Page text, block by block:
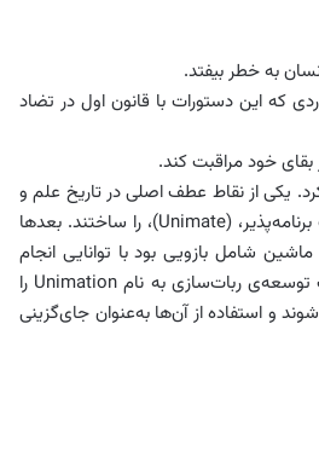
که این دستورات با قانون اول در تضاد
کرد. یکی از نقاط عطف اصلی در تاریخ علم و
فناوری ربات‌‌ها در سال ۱۹۵۴ رخ داد، زمانی که جو انگلبرگر و جرج دول اولین ربات برنامه‌پذیر، (Unimate)، را ساختند. بعدها
شامل بازویی بود با توانایی انجام
کارهایی که خطرناک قلمداد می‌شدند. در سال ۱۹۵۶ گروه نام‌برده نخستین شرکت توسعه‌ی ربات‌سازی به نام Unimation را
و استفاده از آن‌ها به‌عنوان جای‌گزینی